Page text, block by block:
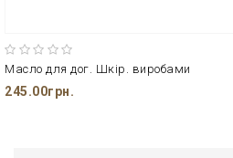
Масло для дог. Шкір. виробами
245.00грн.